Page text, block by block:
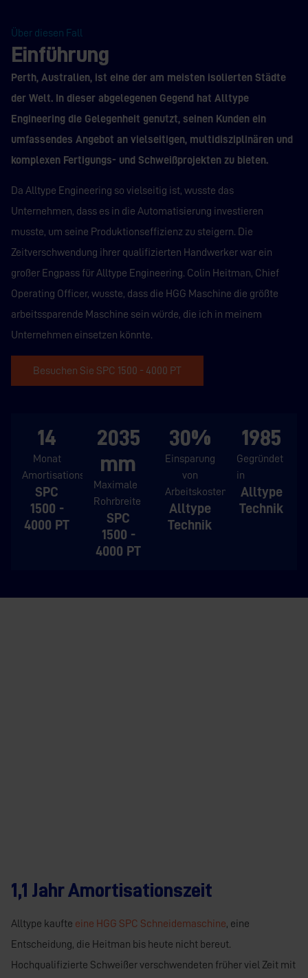
Über diesen Fall
Einführung
Perth, Australien, ist eine der am meisten isolierten Städte
der Welt. In dieser abgelegenen Gegend hat Alltype
Engineering die Gelegenheit genutzt, seinen Kunden ein
umfassendes Angebot an vielseitigen, multidisziplinären und
komplexen Fertigungs- und Schweißprojekten zu bieten.
Da Alltype Engineering so vielseitig ist, wusste das
Unternehmen, dass es in die Automatisierung investieren
musste, um seine Produktionseffizienz zu steigern. Die
Zeitverschwendung ihrer qualifizierten Handwerker war ein
großer Engpass für Alltype Engineering. Colin Heitman, Chief
Operating Officer, wusste, dass die HGG Maschine die größte
arbeitssparende Maschine sein würde, die ich in meinem
Unternehmen einsetzen könnte.
Besuchen Sie SPC 1500 - 4000 PT
14
Monat
Amortisationszeit
SPC
1500 -
4000 PT
2035
mm
Maximale
Rohrbreite
SPC
1500 -
4000 PT
30%
Einsparung
von
Arbeitskosten
Alltype
Technik
1985
Gegründet
in
Alltype
Technik
1,1 Jahr Amortisationszeit
Alltype kaufte eine HGG SPC Schneidemaschine, eine
Entscheidung, die Heitman bis heute nicht bereut.
Hochqualifizierte Schweißer verschwendeten früher viel Zeit mit